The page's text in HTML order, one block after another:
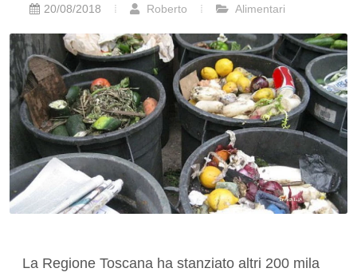
20/08/2018 Roberto Alimentari
La Regione Toscana ha stanziato altri 200 mila